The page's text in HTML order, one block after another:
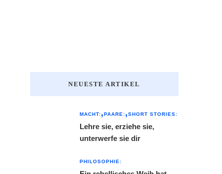
NEUESTE ARTIKEL
MACHT: PAARE: SHORT STORIES:
Lehre sie, erziehe sie,
unterwerfe sie dir
PHILOSOPHIE: